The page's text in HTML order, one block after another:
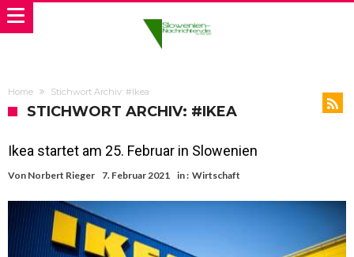
Home Stichwort Archiv: #Ikea
STICHWORT ARCHIV: #IKEA
Ikea startet am 25. Februar in Slowenien
Von Norbert Rieger 7. Februar 2021 in : Wirtschaft